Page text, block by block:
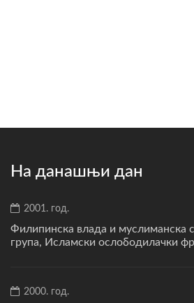
На данашњи дан
2001. год.
Филипинска влада и муслиманска
група, Исламски ослободилачки
2000. год.